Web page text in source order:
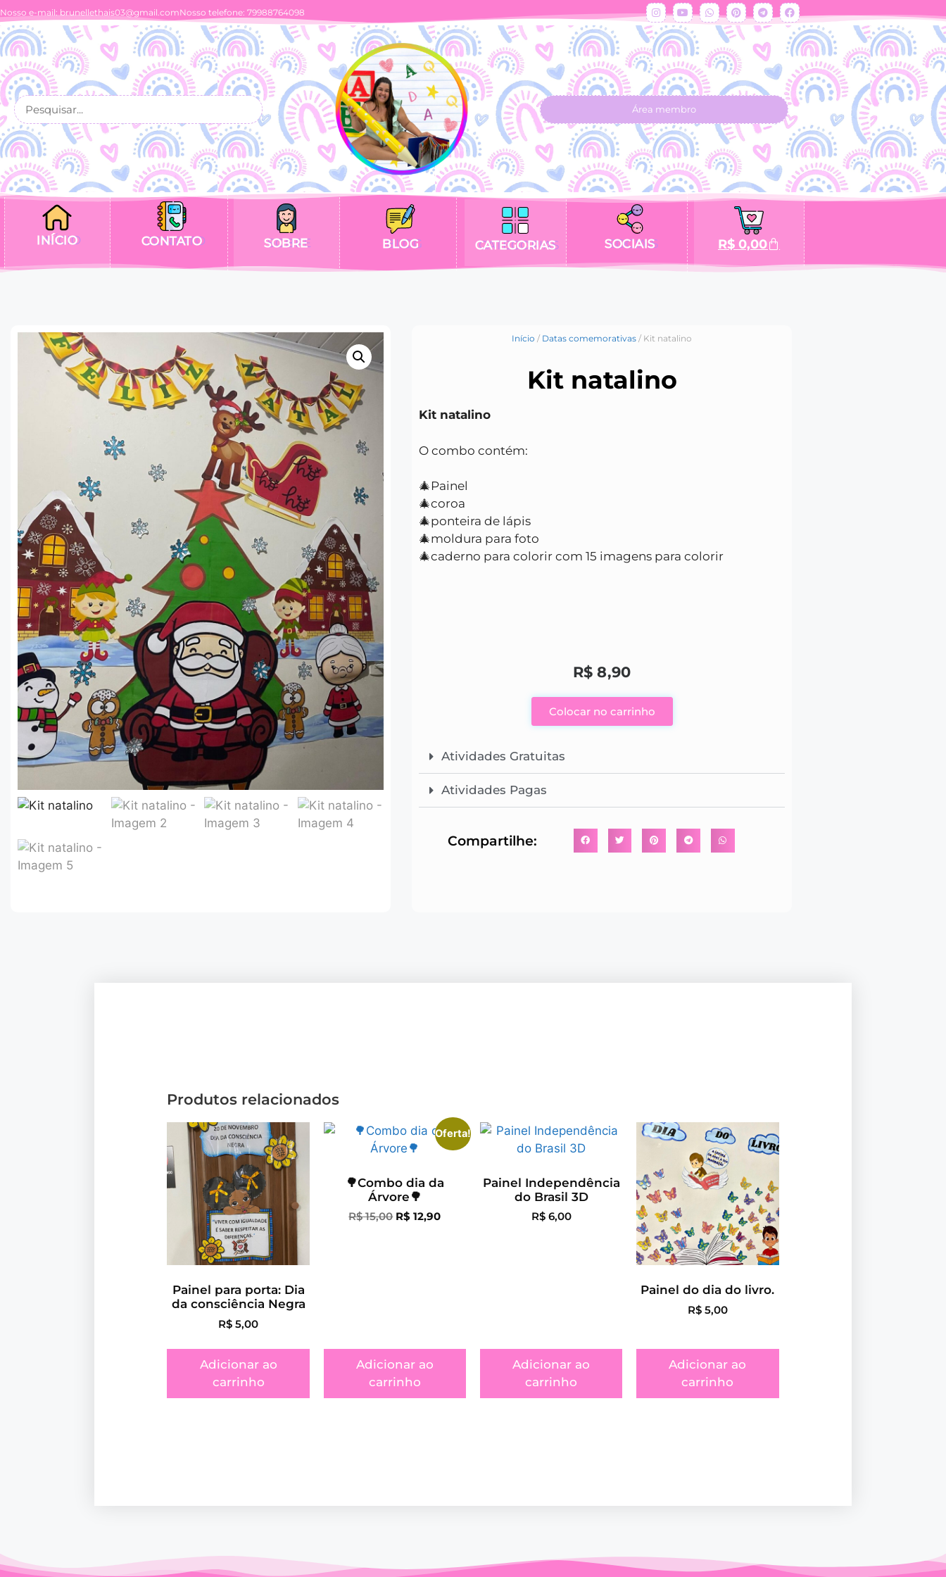
Nosso e-mail:brunellethais03@gmail.comNosso telefone: 79988764098
Área membro
INÍCIO CONTATO SOBRE BLOG CATEGORIAS SOCIAIS R$ 0,00
Início / Datas comemorativas / Kit natalino
Kit natalino
Kit natalino
O combo contém:
🎄Painel
🎄coroa
🎄ponteira de lápis
🎄moldura para foto
🎄caderno para colorir com 15 imagens para colorir
R$ 8,90
Colocar no carrinho
Atividades Gratuitas
Atividades Pagas
Compartilhe:
Produtos relacionados
Painel para porta: Dia
da consciência Negra
R$ 5,00
Adicionar ao
carrinho
Oferta!
🌳Combo dia da
Árvore🌳
R$15,00 R$ 12,90
Adicionar ao
carrinho
Painel Independência
do Brasil 3D
R$6,00
Adicionar ao
carrinho
Painel do dia do livro.
R$5,00
Adicionar ao
carrinho